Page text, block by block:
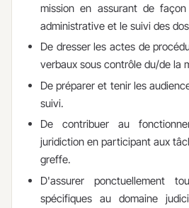
mission en assurant de
administrative et le suivi des
De dresser les actes de
verbaux sous contrôle du/de la
De préparer et tenir les
suivi.
De contribuer au
juridiction en participant aux
greffe.
D'assurer ponctuellement
spécifiques au domaine